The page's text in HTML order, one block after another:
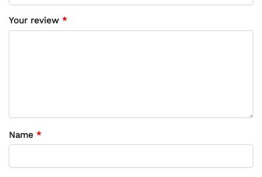
Your review *
Name *